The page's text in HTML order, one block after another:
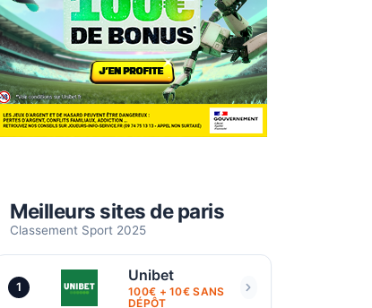
Meilleurs sites de paris
Classement Sport 2025
1
Unibet
100€ + 10€ SANS
DÉPÔT